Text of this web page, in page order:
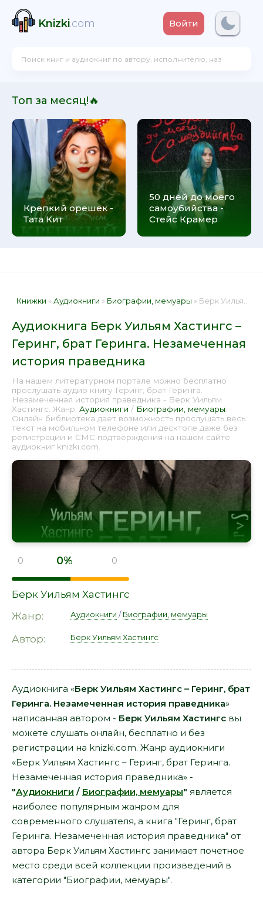
Knizki.com Войти
Топ за месяц!🔥
Крепкий орешек -
Тата Кит
50 дней до моего
самоубийства -
Стейс Крамер
Книжки »Аудиокниги » Биографии, мемуары » Берк Уильям Хастингс – Геринг, брат Геринга. Незамеченная история праведника 📕 - Книга онлайн бесплатно
Аудиокнига Берк Уильям Хастингс –
Геринг, брат Геринга. Незамеченная
история праведника
На нашем литературном портале можно бесплатно
прослушать аудио книгу Геринг, брат Геринга.
Незамеченная история праведника - Берк Уильям
Хастингс. Жанр: Аудиокниги / Биографии, мемуары
Онлайн библиотека дает возможность прослушать весь
текст на мобильном телефоне или десктопе даже без
регистрации и СМС подтверждения на нашем сайте
аудиокниг knizki.com.
0 0% 0
Берк Уильям Хастингс
Жанр:
Аудиокниги /Биографии, мемуары
Автор: Берк Уильям Хастингс
Аудиокнига «Берк Уильям Хастингс – Геринг, брат
Геринга. Незамеченная история праведника»
написанная автором - Берк Уильям Хастингс вы
можете слушать онлайн, бесплатно и без
регистрации на knizki.com. Жанр аудиокниги
«Берк Уильям Хастингс – Геринг, брат Геринга.
Незамеченная история праведника» -
"Аудиокниги / Биографии, мемуары" является
наиболее популярным жанром для
современного слушателя, а книга "Геринг, брат
Геринга. Незамеченная история праведника" от
автора Берк Уильям Хастингс занимает почетное
место среди всей коллекции произведений в
категории "Биографии, мемуары".